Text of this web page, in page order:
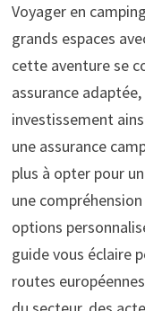
Voyager en
grands espaces
cette aventure se
assurance
investissement
une assurance
plus à opter pour
une
options
guide vous éclaire
routes